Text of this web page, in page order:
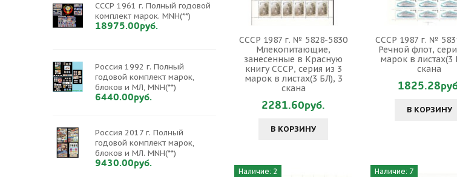
СССР 1987 г. № 5828-5830
Млекопитающие,
занесенные в Красную
книгу СССР, серия из 3
марок в листах(3 БЛ), 3
скана
2281.60руб.
В КОРЗИНУ
СССР 1987 г. №
Речной флот,
марок в листах(3
скана
В КОРЗИНУ
Наличие: 2 Наличие: 7
СССР 1961 г. Полный годовой
комплект марок. MNH(**)
18975.00руб.
Россия 1992 г. Полный
годовой комплект марок,
блоков и МЛ, MNH(**)
6440.00руб.
Россия 2017 г. Полный
годовой комплект марок,
блоков и МЛ. MNH(**)
9430.00руб.